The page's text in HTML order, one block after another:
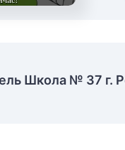
Школа № 37 г.